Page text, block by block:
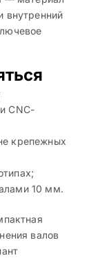
CNC-
крепежных
10 мм.
валов